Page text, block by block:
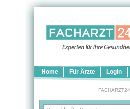
Home Für Ärzte Login
FACHARZT24